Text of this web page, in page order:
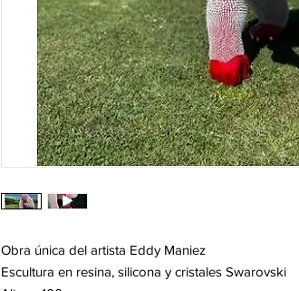
Obra única del artista Eddy Maniez
Escultura en resina, silicona y cristales Swarovski